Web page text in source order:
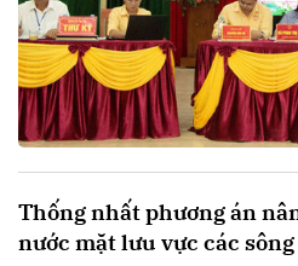
Thống nhất phương án
nước mặt lưu vực các